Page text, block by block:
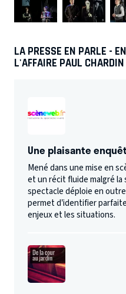
LA PRESSE EN PARLE -
L'AFFAIRE PAUL CHARDIN
Une plaisante
Mené dans une mise en
et un récit fluide malgré
spectacle déploie en
permet d’identifier
enjeux et les situations.